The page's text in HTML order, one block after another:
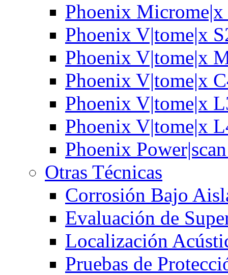
Phoenix
Phoenix V|tome|x
Phoenix V|tome|x
Phoenix V|tome|x
Phoenix V|tome|x
Phoenix V|tome|x
Phoenix
Otras Técnicas
Corrosión Bajo
Evaluación de
Localización
Pruebas de